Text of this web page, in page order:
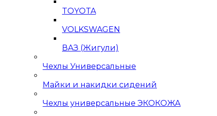
TOYOTA
VOLKSWAGEN
ВАЗ (Жигули)
Чехлы Универсальные
Майки и накидки сидений
Чехлы универсальные ЭКОКОЖА